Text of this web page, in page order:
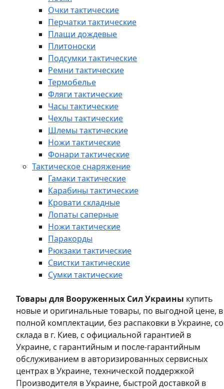
Очки тактические
Перчатки тактические
Плащи дождевые
Плитоноски
Подсумки тактические
Ремни тактические
Термобелье
Фляги тактические
Часы тактические
Чехлы тактические
Шлемы тактические
Ножи тактические
Фонари тактические
Тактическое снаряжение
Гамаки тактические
Карабины тактические
Кровати складные
Лопаты саперные
Ножи тактические
Паракорды
Рюкзаки тактические
Свистки тактические
Сумки тактические
Товары для Вооруженных Сил Украины купить
новые и оригинальные товары, по выгодной цене, в
полной комплектации, без распаковки в Украине, со
склада в г. Киев, с официальной гарантией в
Украине, с гарантийным и после-гарантийным
обслуживанием в авторизированных сервисных
центрах в Украине, технической поддержкой
Производителя в Украине, быстрой доставкой в